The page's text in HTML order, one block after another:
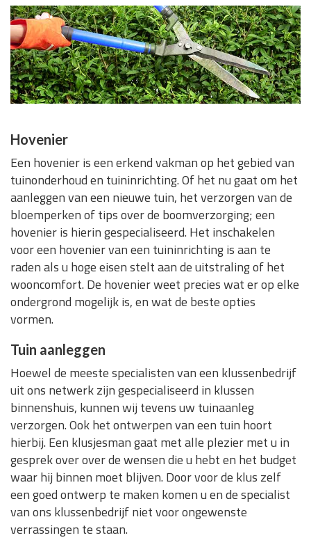
Hovenier
Een hovenier is een erkend vakman op het gebied van
tuinonderhoud en tuininrichting. Of het nu gaat om het
aanleggen van een nieuwe tuin, het verzorgen van de
bloemperken of tips over de boomverzorging; een
hovenier is hierin gespecialiseerd. Het inschakelen
voor een hovenier van een tuininrichting is aan te
raden als u hoge eisen stelt aan de uitstraling of het
wooncomfort. De hovenier weet precies wat er op elke
ondergrond mogelijk is, en wat de beste opties
vormen.
Tuin aanleggen
Hoewel de meeste specialisten van een klussenbedrijf
uit ons netwerk zijn gespecialiseerd in klussen
binnenshuis, kunnen wij tevens uw tuinaanleg
verzorgen. Ook het ontwerpen van een tuin hoort
hierbij. Een klusjesman gaat met alle plezier met u in
gesprek over over de wensen die u hebt en het budget
waar hij binnen moet blijven. Door voor de klus zelf
een goed ontwerp te maken komen u en de specialist
van ons klussenbedrijf niet voor ongewenste
verrassingen te staan.